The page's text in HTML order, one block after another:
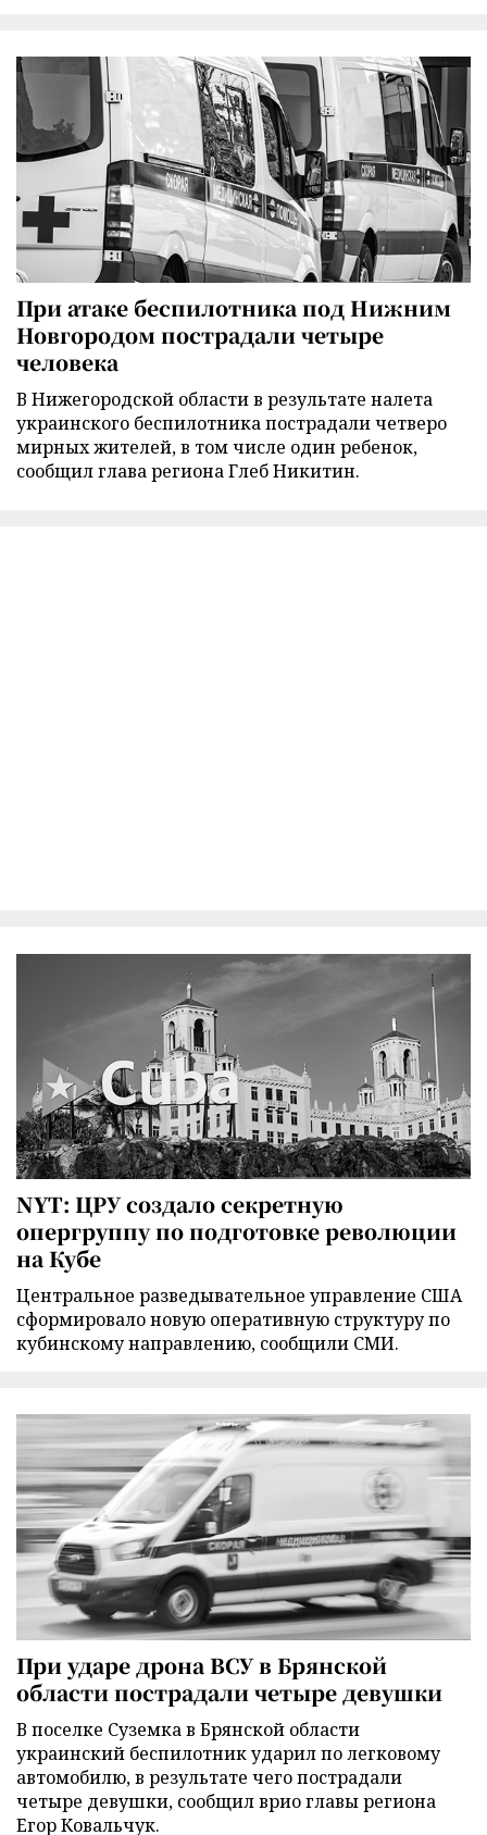
При атаке беспилотника под Нижним
Новгородом пострадали четыре
человека
В Нижегородской области в результате налета
украинского беспилотника пострадали четверо
мирных жителей, в том числе один ребенок,
сообщил глава региона Глеб Никитин.
NYT: ЦРУ создало секретную
опергруппу по подготовке революции
на Кубе
Центральное разведывательное управление США
сформировало новую оперативную структуру по
кубинскому направлению, сообщили СМИ.
При ударе дрона ВСУ в Брянской
области пострадали четыре девушки
В поселке Суземка в Брянской области
украинский беспилотник ударил по легковому
автомобилю, в результате чего пострадали
четыре девушки, сообщил врио главы региона
Егор Ковальчук.